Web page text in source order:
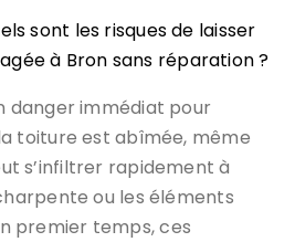
sont les risques de laisser
à Bron sans réparation ?
danger immédiat pour
toiture est abîmée, même
s’infiltrer rapidement à
ou les éléments
premier temps, ces